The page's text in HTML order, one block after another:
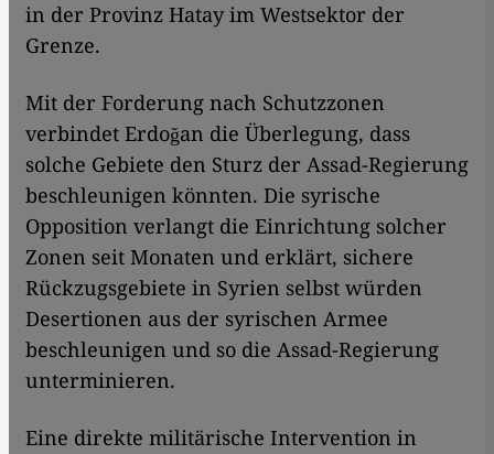
in der Provinz Hatay im Westsektor der
Grenze.
Mit der Forderung nach Schutzzonen
verbindet Erdoğan die Überlegung, dass
solche Gebiete den Sturz der Assad-Regierung
beschleunigen könnten. Die syrische
Opposition verlangt die Einrichtung solcher
Zonen seit Monaten und erklärt, sichere
Rückzugsgebiete in Syrien selbst würden
Desertionen aus der syrischen Armee
beschleunigen und so die Assad-Regierung
unterminieren.
Eine direkte militärische Intervention in